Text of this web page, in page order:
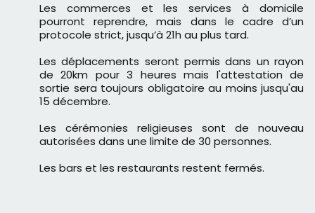
Les commerces et les services à domicile
pourront reprendre, mais dans le cadre d’un
protocole strict, jusqu’à 21h au plus tard.
Les déplacements seront permis dans un rayon
de 20km pour 3 heures mais l'attestation de
sortie sera toujours obligatoire au moins jusqu'au
15 décembre.
Les cérémonies religieuses sont de nouveau
autorisées dans une limite de 30 personnes.
Les bars et les restaurants restent fermés.